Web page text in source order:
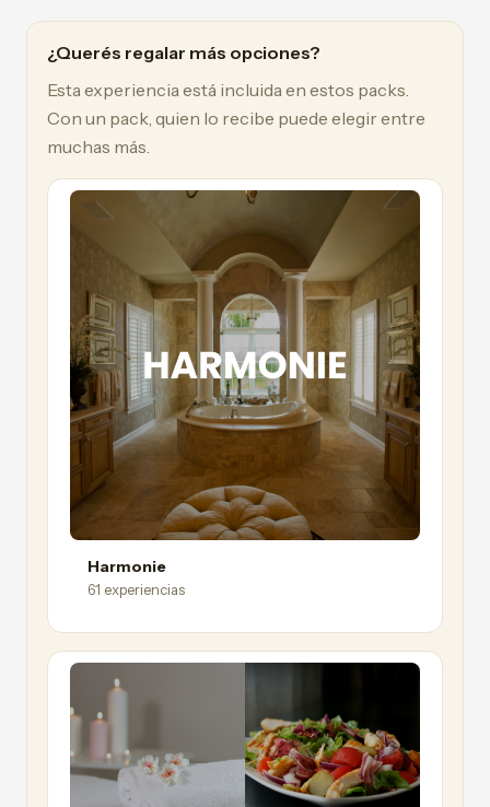
¿Querés regalar más opciones?
Esta experiencia está incluida en estos packs.
Con un pack, quien lo recibe puede elegir entre
muchas más.
Harmonie
61 experiencias